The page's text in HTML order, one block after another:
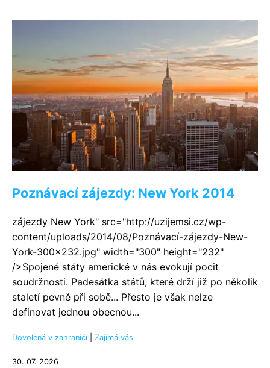
Poznávací zájezdy: New York 2014
zájezdy New York" src="http://uzijemsi.cz/wp-
content/uploads/2014/08/Poznávací-zájezdy-New-
York-300x232.jpg" width="300" height="232"
/>Spojené státy americké v nás evokují pocit
soudržnosti. Padesátka států, které drží již po několik
staletí pevně při sobě... Přesto je však nelze
definovat jednou obecnou...
Dovolená v zahraničí Zajímá vás
30. 07. 2026